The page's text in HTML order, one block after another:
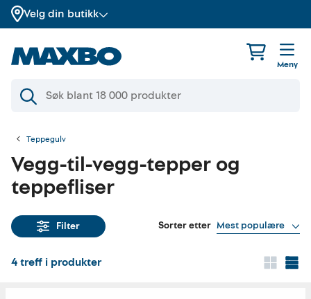
Velg din butikk
Meny
Teppegulv
Vegg-til-vegg-tepper og
teppefliser
Filter Sorter etter Mest populære
4treff i produkter